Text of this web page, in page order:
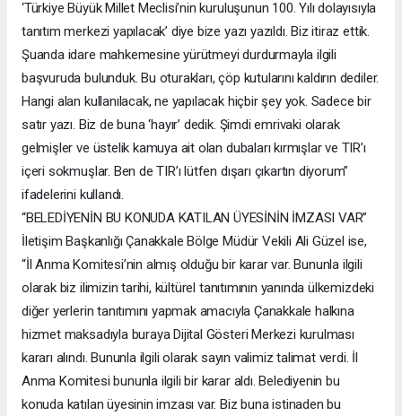
‘Türkiye Büyük Millet Meclisi’nin kuruluşunun 100. Yılı dolayısıyla
tanıtım merkezi yapılacak’ diye bize yazı yazıldı. Biz itiraz ettik.
Şuanda idare mahkemesine yürütmeyi durdurmayla ilgili
başvuruda bulunduk. Bu oturakları, çöp kutularını kaldırın dediler.
Hangi alan kullanılacak, ne yapılacak hiçbir şey yok. Sadece bir
satır yazı. Biz de buna ‘hayır’ dedik. Şimdi emrivaki olarak
gelmişler ve üstelik kamuya ait olan dubaları kırmışlar ve TIR’ı
içeri sokmuşlar. Ben de TIR’ı lütfen dışarı çıkartın diyorum”
ifadelerini kullandı.
“BELEDİYENİN BU KONUDA KATILAN ÜYESİNİN İMZASI VAR”
İletişim Başkanlığı Çanakkale Bölge Müdür Vekili Ali Güzel ise,
“İl Anma Komitesi’nin almış olduğu bir karar var. Bununla ilgili
olarak biz ilimizin tarihi, kültürel tanıtımının yanında ülkemizdeki
diğer yerlerin tanıtımını yapmak amacıyla Çanakkale halkına
hizmet maksadıyla buraya Dijital Gösteri Merkezi kurulması
kararı alındı. Bununla ilgili olarak sayın valimiz talimat verdi. İl
Anma Komitesi bununla ilgili bir karar aldı. Belediyenin bu
konuda katılan üyesinin imzası var. Biz buna istinaden bu